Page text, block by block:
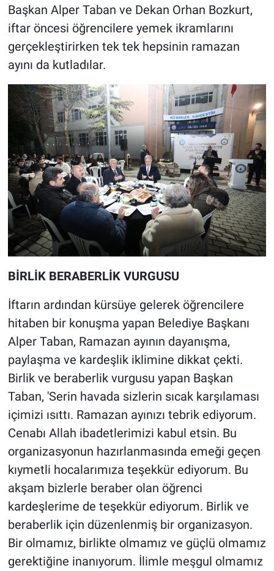
Başkan Alper Taban ve Dekan Orhan Bozkurt,
iftar öncesi öğrencilere yemek ikramlarını
gerçekleştirirken tek tek hepsinin ramazan
ayını da kutladılar.
BİRLİK BERABERLİK VURGUSU
İftarın ardından kürsüye gelerek öğrencilere
hitaben bir konuşma yapan Belediye Başkanı
Alper Taban, Ramazan ayının dayanışma,
paylaşma ve kardeşlik iklimine dikkat çekti.
Birlik ve beraberlik vurgusu yapan Başkan
Taban, 'Serin havada sizlerin sıcak karşılaması
içimizi ısıttı. Ramazan ayınızı tebrik ediyorum.
Cenabı Allah ibadetlerimizi kabul etsin. Bu
organizasyonun hazırlanmasında emeği geçen
kıymetli hocalarımıza teşekkür ediyorum. Bu
akşam bizlerle beraber olan öğrenci
kardeşlerime de teşekkür ediyorum. Birlik ve
beraberlik için düzenlenmiş bir organizasyon.
Bir olmamız, birlikte olmamız ve güçlü olmamız
gerektiğine inanıyorum. İlimle meşgul olmamız